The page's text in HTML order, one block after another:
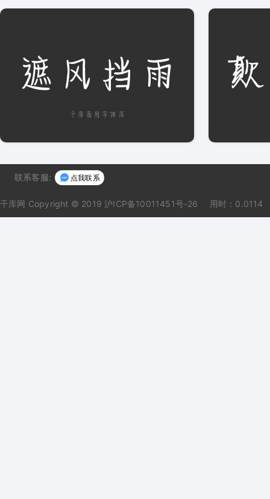
联系客服: 点我联系
千库网 Copyright © 2019 沪ICP备10011451号-26 用时：0.0114